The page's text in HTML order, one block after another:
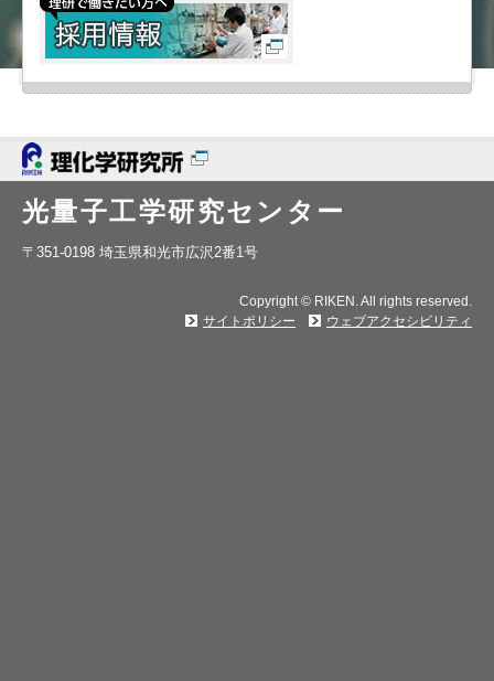
光量子工学研究センター
〒351-0198 埼玉県和光市広沢2番1号
Copyright © RIKEN. All rights reserved.
サイトポリシー
ウェブアクセシビリティ